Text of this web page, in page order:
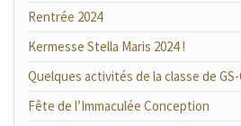
Rentrée 2024
Kermesse Stella Maris 2024 !
Quelques activités de la classe de GS-
Fête de l’Immaculée Conception